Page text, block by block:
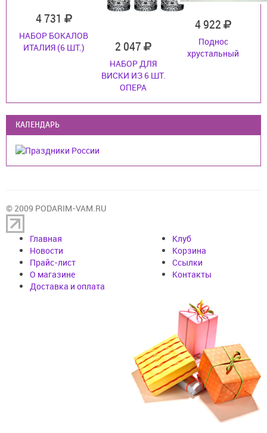
4 731
НАБОР БОКАЛОВ
ИТАЛИЯ (6 ШТ.)
2 047
НАБОР ДЛЯ
ВИСКИ ИЗ 6 ШТ.
ОПЕРА
4 922
Поднос
хрустальный
КАЛЕНДАРЬ
© 2009 PODARIM-VAM.RU
Главная
Новости
Прайс-лист
О магазине
Доставка и оплата
Клуб
Корзина
Cсылки
Контакты